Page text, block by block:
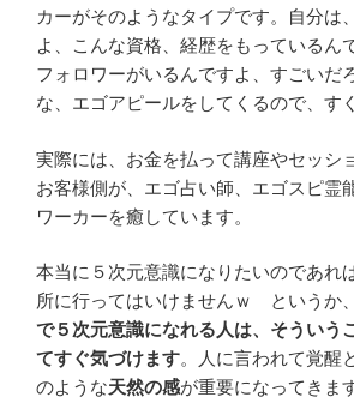
カーがそのようなタイプです。自分は
よ、こんな資格、経歴をもっているん
フォロワーがいるんですよ、すごいだ
な、エゴアピールをしてくるので、す
実際には、お金を払って講座やセッシ
お客様側が、エゴ占い師、エゴスピ霊
ワーカーを癒しています。
本当に５次元意識になりたいのであれ
所に行ってはいけませんｗ というか、
で５次元意識になれる人は、そういう
てすぐ気づけます。人に言われて覚醒
のような天然の感が重要になってきま